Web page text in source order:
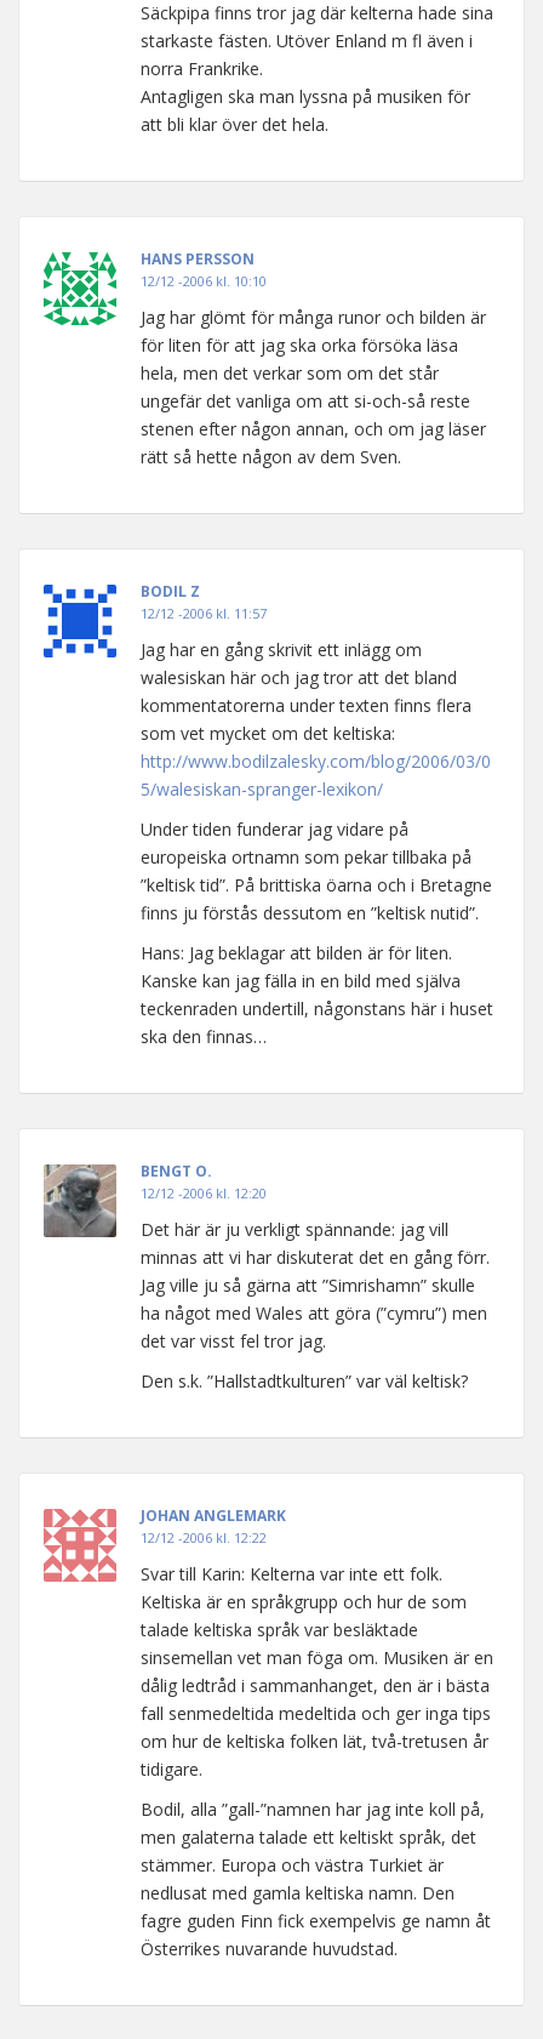
Säckpipa finns tror jag där kelterna hade sina
starkaste fästen. Utöver Enland m fl även i
norra Frankrike.
Antagligen ska man lyssna på musiken för
att bli klar över det hela.
HANS PERSSON
12/12 -2006 kl. 10:10
Jag har glömt för många runor och bilden är
för liten för att jag ska orka försöka läsa
hela, men det verkar som om det står
ungefär det vanliga om att si-och-så reste
stenen efter någon annan, och om jag läser
rätt så hette någon av dem Sven.
BODIL Z
12/12 -2006 kl. 11:57
Jag har en gång skrivit ett inlägg om
walesiskan här och jag tror att det bland
kommentatorerna under texten finns flera
som vet mycket om det keltiska:
http://www.bodilzalesky.com/blog/2006/03/0
5/walesiskan-spranger-lexikon/
Under tiden funderar jag vidare på
europeiska ortnamn som pekar tillbaka på
”keltisk tid”. På brittiska öarna och i Bretagne
finns ju förstås dessutom en ”keltisk nutid”.
Hans: Jag beklagar att bilden är för liten.
Kanske kan jag fälla in en bild med själva
teckenraden undertill, någonstans här i huset
ska den finnas…
BENGT O.
12/12 -2006 kl. 12:20
Det här är ju verkligt spännande: jag vill
minnas att vi har diskuterat det en gång förr.
Jag ville ju så gärna att ”Simrishamn” skulle
ha något med Wales att göra (”cymru”) men
det var visst fel tror jag.
Den s.k. ”Hallstadtkulturen” var väl keltisk?
JOHAN ANGLEMARK
12/12 -2006 kl. 12:22
Svar till Karin: Kelterna var inte ett folk.
Keltiska är en språkgrupp och hur de som
talade keltiska språk var besläktade
sinsemellan vet man föga om. Musiken är en
dålig ledtråd i sammanhanget, den är i bästa
fall senmedeltida medeltida och ger inga tips
om hur de keltiska folken lät, två-tretusen år
tidigare.
Bodil, alla ”gall-”namnen har jag inte koll på,
men galaterna talade ett keltiskt språk, det
stämmer. Europa och västra Turkiet är
nedlusat med gamla keltiska namn. Den
fagre guden Finn fick exempelvis ge namn åt
Österrikes nuvarande huvudstad.